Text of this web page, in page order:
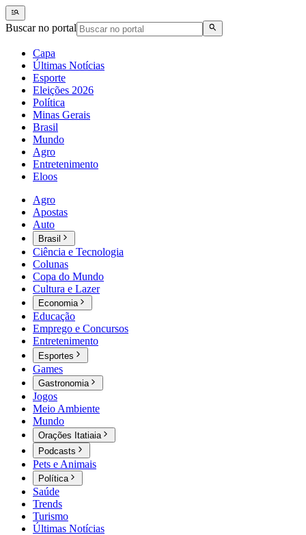
Buscar no portal
Capa
Últimas Notícias
Esporte
Eleições 2026
Política
Minas Gerais
Brasil
Mundo
Agro
Entretenimento
Eloos
Agro
Apostas
Auto
Brasil
Ciência e Tecnologia
Colunas
Copa do Mundo
Cultura e Lazer
Economia
Educação
Emprego e Concursos
Entretenimento
Esportes
Games
Gastronomia
Jogos
Meio Ambiente
Mundo
Orações Itatiaia
Podcasts
Pets e Animais
Política
Saúde
Trends
Turismo
Últimas Notícias